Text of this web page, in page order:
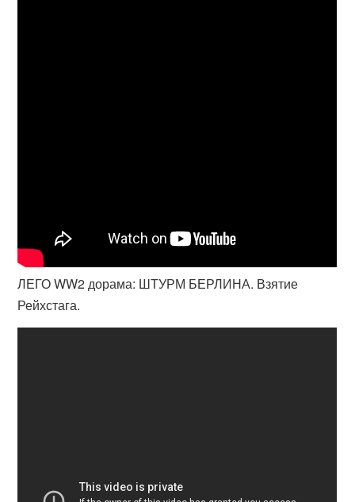
ЛЕГО WW2 дорама: ШТУРМ БЕРЛИНА. Взятие
Рейхстага.